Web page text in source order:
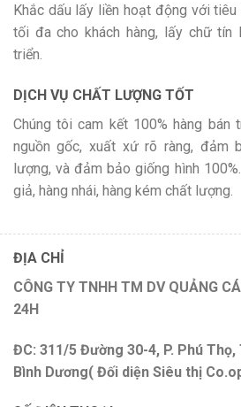
Khắc dấu lấy liền hoạt động với
tối đa cho khách hàng, lấy chữ tín
triển.
DỊCH VỤ CHẤT LƯỢNG TỐT
Chúng tôi cam kết 100% hàng bán
nguồn gốc, xuất xứ rõ ràng, đảm
lượng, và đảm bảo giống hình
giả, hàng nhái, hàng kém chất lượng.
ĐỊA CHỈ
CÔNG TY TNHH TM DV QUẢNG
24H
ĐC: 311/5 Đường 30-4, P. Phú Thọ,
Bình Dương( Đối diện Siêu thị